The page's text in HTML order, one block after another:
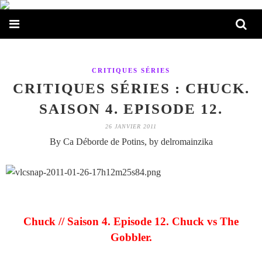
CRITIQUES SÉRIES
CRITIQUES SÉRIES : CHUCK.
SAISON 4. EPISODE 12.
26 JANVIER 2011
By Ca Déborde de Potins, by delromainzika
Chuck // Saison 4. Episode 12. Chuck vs The
Gobbler.